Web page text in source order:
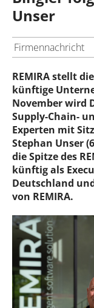
Unser
Firmennachricht
REMIRA stellt
künftige
November wird
Supply-Chain-
Experten mit
Stephan Unser
die Spitze des
künftig als
Deutschland
von REMIRA.